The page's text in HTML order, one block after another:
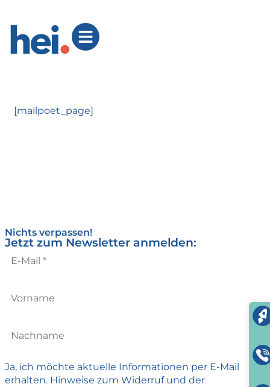
[mailpoet_page]
Nichts verpassen!
Jetzt zum Newsletter anmelden:
Ja, ich möchte aktuelle Informationen per E-Mail
erhalten. Hinweise zum Widerruf und der